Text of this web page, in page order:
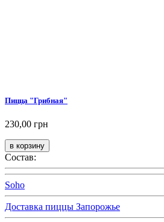
Пицца "Грибная"
230,00 грн
Состав:
Soho
Доставка пиццы Запорожье